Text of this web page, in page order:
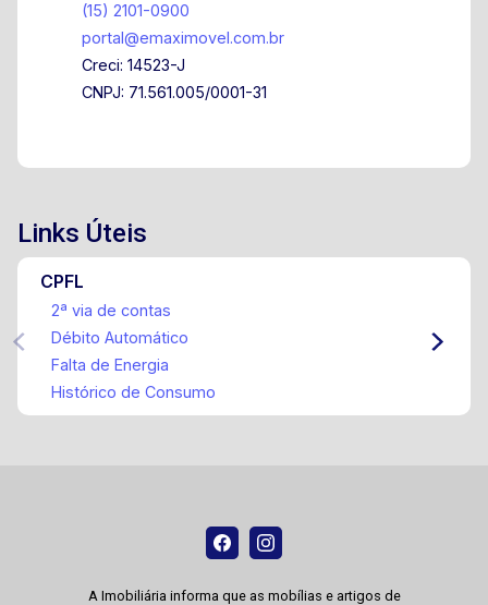
(15) 2101-0900
portal@emaximovel.com.br
Creci: 14523-J
CNPJ: 71.561.005/0001-31
Links Úteis
CPFL
2ª via de contas
Débito Automático
Falta de Energia
Histórico de Consumo
A Imobiliária informa que as mobílias e artigos de